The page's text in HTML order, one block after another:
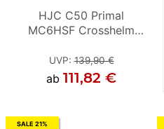
HJC C50 Primal
MC6HSF Crosshelm
UVP:139,90 €
ab 111,82 €
SALE 21%